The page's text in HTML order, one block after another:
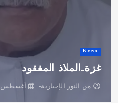
News
غزة..الملاذ المفقود
من النور الإخبارية أغسطس 8, 2026